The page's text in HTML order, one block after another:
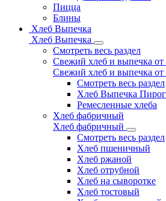
Пицца
Блины
Хлеб Выпечка
Хлеб Выпечка
Смотреть весь раздел
Свежий хлеб и выпечка
Свежий хлеб и выпечка
Смотреть весь раздел
Хлеб Выпечка
Ремесленные хлеба
Хлеб фабричный
Хлеб фабричный
Смотреть весь раздел
Хлеб пшеничный
Хлеб ржаной
Хлеб отрубной
Хлеб на сыворотке
Хлеб тостовый